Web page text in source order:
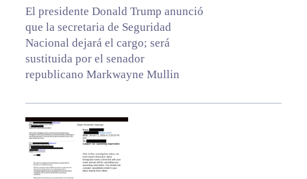
El presidente Donald Trump anunció
que la secretaria de Seguridad
Nacional dejará el cargo; será
sustituida por el senador
republicano Markwayne Mullin